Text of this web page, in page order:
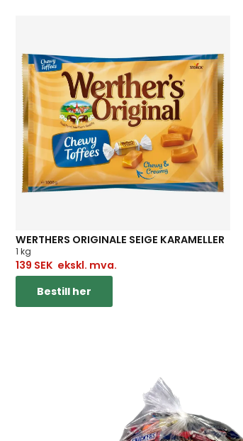
WERTHERS ORIGINALE SEIGE KARAMELLER
1 kg
139 SEK ekskl. mva.
Bestill her